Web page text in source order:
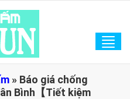
» Báo giá chống
Bình【Tiết kiệm